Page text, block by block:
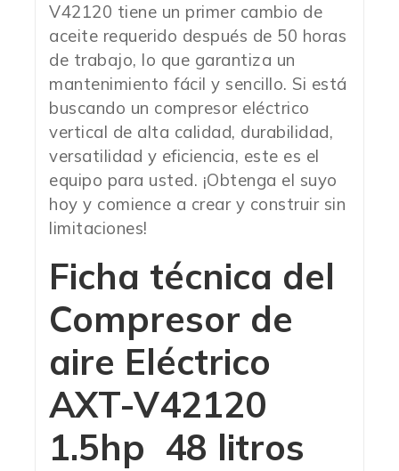
V42120 tiene un primer cambio de
aceite requerido después de 50 horas
de trabajo, lo que garantiza un
mantenimiento fácil y sencillo. Si está
buscando un compresor eléctrico
vertical de alta calidad, durabilidad,
versatilidad y eficiencia, este es el
equipo para usted. ¡Obtenga el suyo
hoy y comience a crear y construir sin
limitaciones!
Ficha técnica del
Compresor de
aire Eléctrico
AXT-V42120
1.5hp 48 litros